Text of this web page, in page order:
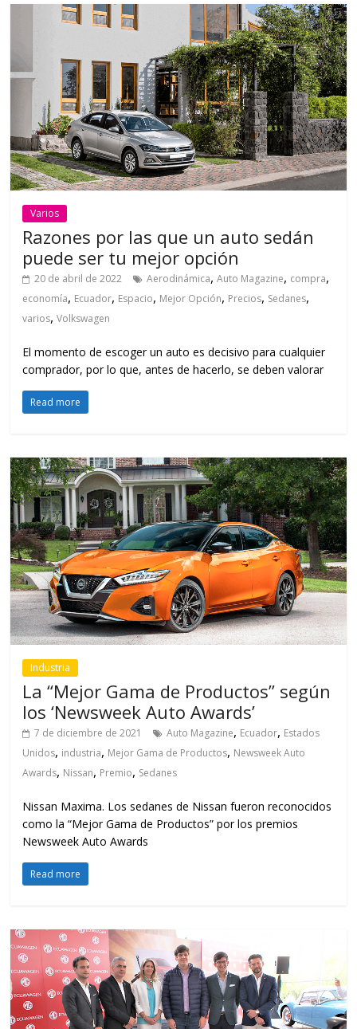
Varios
Razones por las que un auto sedán
puede ser tu mejor opción
20 de abril de 2022 Aerodinámica,Auto Magazine, compra,
economía, Ecuador, Espacio, Mejor Opción, Precios, Sedanes,
varios,Volkswagen
El momento de escoger un auto es decisivo para cualquier
comprador, por lo que, antes de hacerlo, se deben valorar
Read more
Industria
La “Mejor Gama de Productos” según
los ‘Newsweek Auto Awards’
7 de diciembre de 2021 Auto Magazine, Ecuador, Estados
Unidos, industria, Mejor Gama de Productos, Newsweek Auto
Awards, Nissan, Premio, Sedanes
Nissan Maxima. Los sedanes de Nissan fueron reconocidos
como la “Mejor Gama de Productos” por los premios
Newsweek Auto Awards
Read more